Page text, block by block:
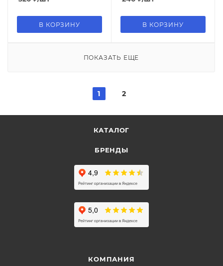
В КОРЗИНУ В КОРЗИНУ
ПОКАЗАТЬ ЕЩЕ
1 2
КАТАЛОГ
БРЕНДЫ
КОМПАНИЯ